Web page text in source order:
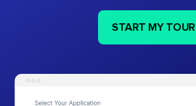
START MY TOUR